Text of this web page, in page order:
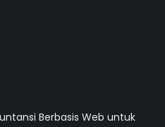
Berbasis Web untuk